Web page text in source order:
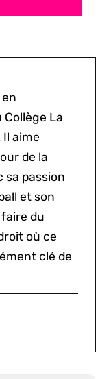
La
Il aime
de la
sa passion
et son
du
où ce
clé de